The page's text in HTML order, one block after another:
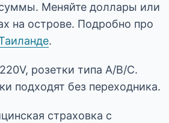
Меняйте доллары или
на острове. Подробно про
.
220V, розетки типа A/B/C.
подходят без переходника.
страховка с